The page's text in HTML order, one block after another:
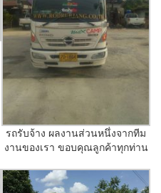
รถรับจ้าง ผลงานส่วนหนึ่งจากทีม
งานของเรา ขอบคุณลูกค้าทุกท่าน